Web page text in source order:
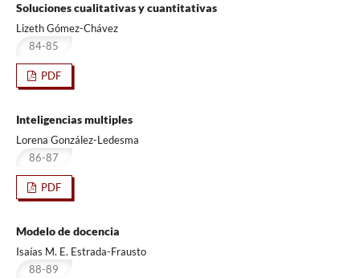
Soluciones cualitativas y cuantitativas
Lizeth Gómez-Chávez
84-85
PDF
Inteligencias multiples
Lorena González-Ledesma
86-87
PDF
Modelo de docencia
Isaías M. E. Estrada-Frausto
88-89